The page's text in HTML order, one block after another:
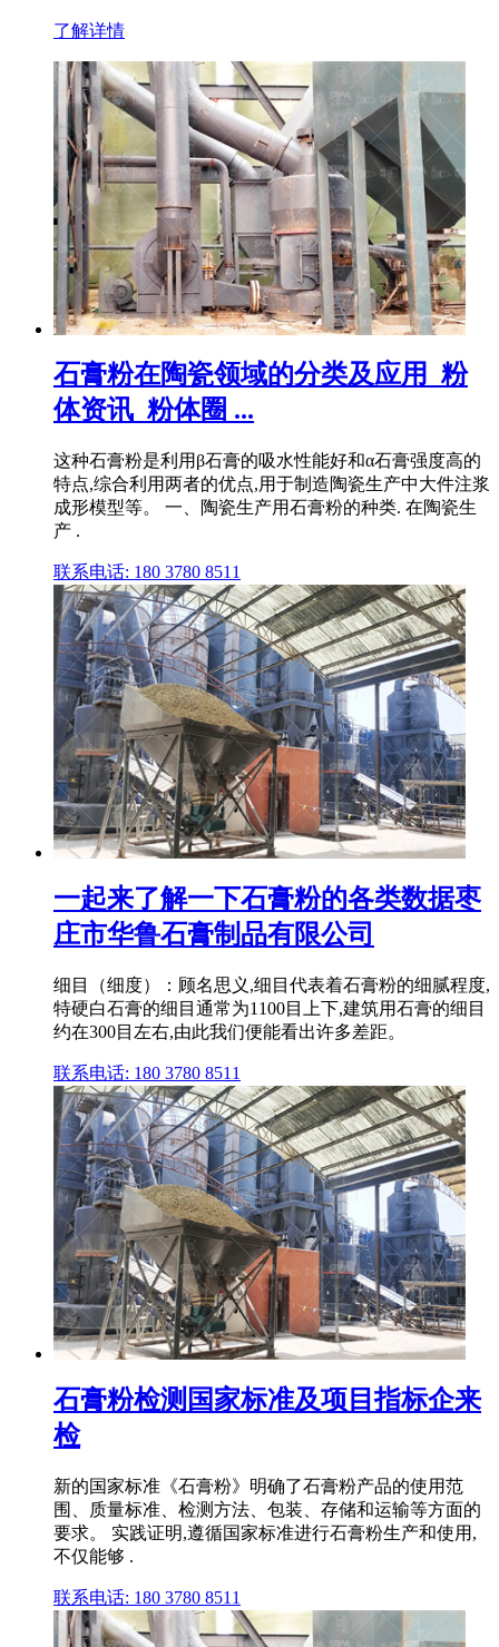
了解详情
石膏粉在陶瓷领域的分类及应用_粉
体资讯_粉体圈 ...
这种石膏粉是利用β石膏的吸水性能好和α石膏强度高的
特点,综合利用两者的优点,用于制造陶瓷生产中大件注浆
成形模型等。 一、陶瓷生产用石膏粉的种类. 在陶瓷生
产 .
联系电话: 180 3780 8511
一起来了解一下石膏粉的各类数据枣
庄市华鲁石膏制品有限公司
细目（细度）：顾名思义,细目代表着石膏粉的细腻程度,
特硬白石膏的细目通常为1100目上下,建筑用石膏的细目
约在300目左右,由此我们便能看出许多差距。
联系电话: 180 3780 8511
石膏粉检测国家标准及项目指标企来
检
新的国家标准《石膏粉》明确了石膏粉产品的使用范
围、质量标准、检测方法、包装、存储和运输等方面的
要求。 实践证明,遵循国家标准进行石膏粉生产和使用,
不仅能够 .
联系电话: 180 3780 8511